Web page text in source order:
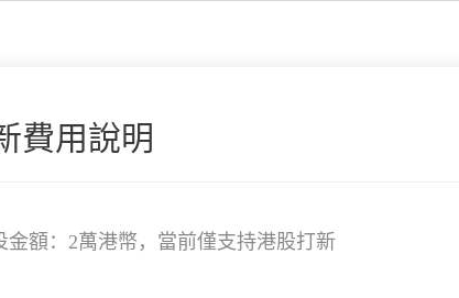
費用說明
金額：2萬港幣，當前僅支持港股打新